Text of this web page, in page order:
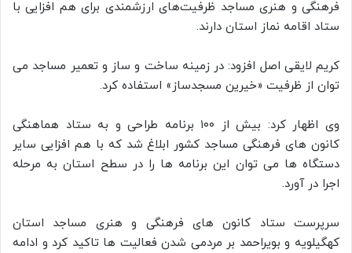
فرهنگی و هنری مساجد ظرفیت‌های ارزشمندی برای هم افزایی با
ستاد اقامه نماز استان دارند.
کریم لایقی اصل افزود: در زمینه ساخت و ساز و تعمیر مساجد می
توان از ظرفیت «خیرین مسجدساز» استفاده کرد.
وی اظهار کرد: بیش از ۱۰۰ برنامه طراحی و به ستاد هماهنگی
کانون های فرهنگی مساجد کشور ابلاغ شد که با هم افزایی سایر
دستگاه ها می توان این برنامه ها را در سطح استان به مرحله
اجرا در آورد.
سرپرست ستاد کانون های فرهنگی و هنری مساجد استان
کهگیلویه و بویراحمد بر مردمی شدن فعالیت ها تاکید کرد و ادامه